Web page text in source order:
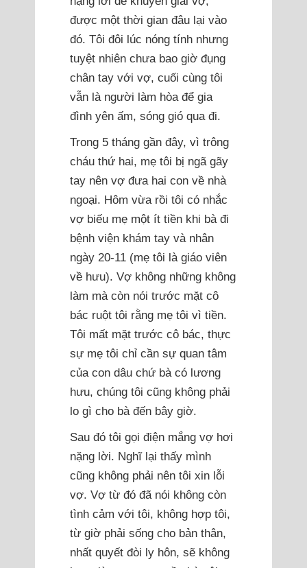
được một thời gian đâu lại vào
đó. Tôi đôi lúc nóng tính nhưng
tuyệt nhiên chưa bao giờ đụng
chân tay với vợ, cuối cùng tôi
vẫn là người làm hòa để gia
đình yên ấm, sóng gió qua đi.
Trong 5 tháng gần đây, vì trông
cháu thứ hai, mẹ tôi bị ngã gãy
tay nên vợ đưa hai con về nhà
ngoại. Hôm vừa rồi tôi có nhắc
vợ biếu mẹ một ít tiền khi bà đi
bệnh viện khám tay và nhân
ngày 20-11 (mẹ tôi là giáo viên
về hưu). Vợ không những không
làm mà còn nói trước mặt cô
bác ruột tôi rằng mẹ tôi vì tiền.
Tôi mất mặt trước cô bác, thực
sự mẹ tôi chỉ cần sự quan tâm
của con dâu chứ bà có lương
hưu, chúng tôi cũng không phải
lo gì cho bà đến bây giờ.
Sau đó tôi gọi điện mắng vợ hơi
nặng lời. Nghĩ lại thấy mình
cũng không phải nên tôi xin lỗi
vợ. Vợ từ đó đã nói không còn
tình cảm với tôi, không hợp tôi,
từ giờ phải sống cho bản thân,
nhất quyết đòi ly hôn, sẽ không